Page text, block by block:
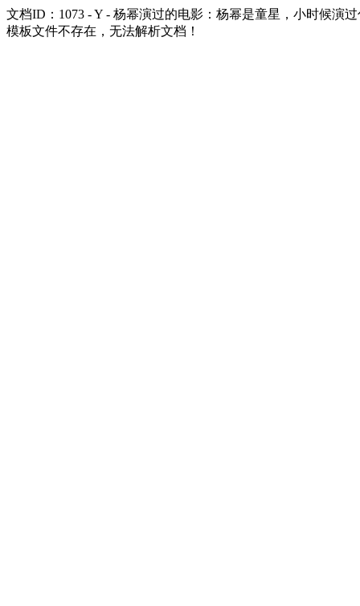
文档ID：1073 - Y - 杨幂演过的电影：杨幂是童星，小时候演
模板文件不存在，无法解析文档！